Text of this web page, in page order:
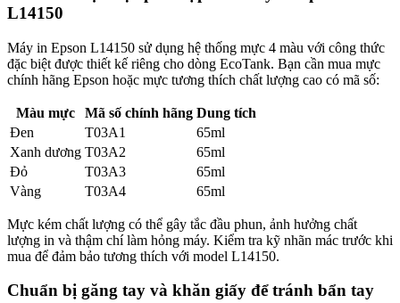
L14150
Máy in Epson L14150 sử dụng hệ thống mực 4 màu với công thức
đặc biệt được thiết kế riêng cho dòng EcoTank. Bạn cần mua mực
chính hãng Epson hoặc mực tương thích chất lượng cao có mã số:
Màu mực Mã số chính hãng Dung tích
Đen
T03A1
65ml
Xanh dương T03A2
65ml
Đỏ
T03A3
65ml
Vàng
T03A4 65ml
Mực kém chất lượng có thể gây tắc đầu phun, ảnh hưởng chất
lượng in và thậm chí làm hỏng máy. Kiểm tra kỹ nhãn mác trước khi
mua để đảm bảo tương thích với model L14150.
Chuẩn bị găng tay và khăn giấy để tránh bẩn tay